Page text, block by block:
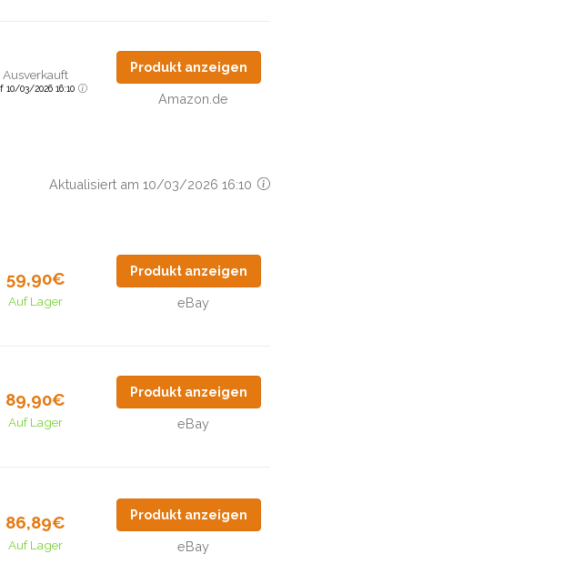
Ausverkauft
10/03/2026 16:10
Produkt anzeigen
Amazon.de
Aktualisiert am 10/03/2026 16:10
59,90€
Auf Lager
Produkt anzeigen
eBay
89,90€
Auf Lager
Produkt anzeigen
eBay
86,89€
Auf Lager
Produkt anzeigen
eBay